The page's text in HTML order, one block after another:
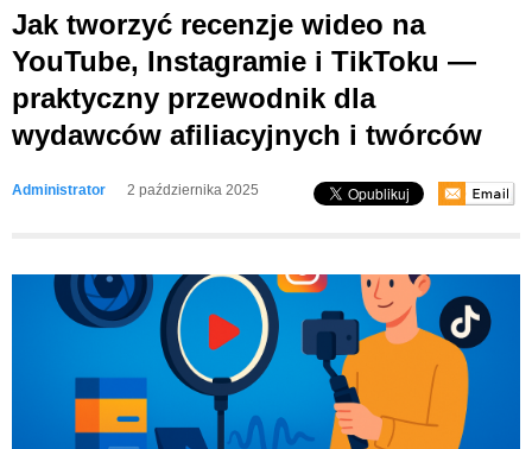
Jak tworzyć recenzje wideo na
YouTube, Instagramie i TikToku —
praktyczny przewodnik dla
wydawców afiliacyjnych i twórców
Administrator 2 października 2025